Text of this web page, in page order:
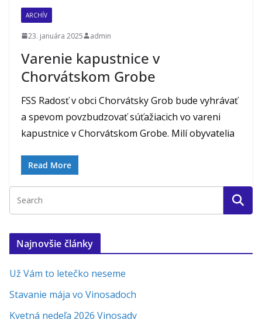
ARCHÍV
23. januára 2025 admin
Varenie kapustnice v
Chorvátskom Grobe
FSS Radosť v obci Chorvátsky Grob bude vyhrávať
a spevom povzbudzovať súťažiacich vo vareni
kapustnice v Chorvátskom Grobe. Milí obyvatelia
Read More
Najnovšie články
Už Vám to letečko neseme
Stavanie mája vo Vinosadoch
Kvetná nedeľa 2026 Vinosady